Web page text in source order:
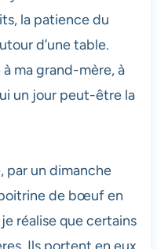
la patience du
d’une table.
ma grand-mère, à
un jour peut-être la
par un dimanche
poitrine de bœuf en
réalise que certains